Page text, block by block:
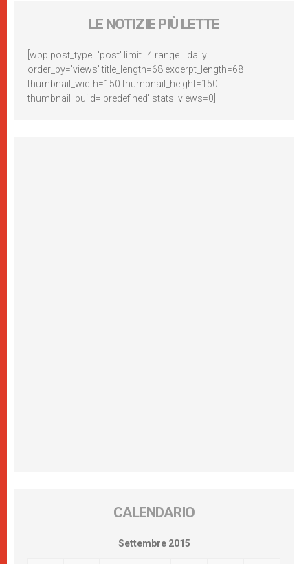
LE NOTIZIE PIÙ LETTE
[wpp post_type='post' limit=4 range='daily'
order_by='views' title_length=68 excerpt_length=68
thumbnail_width=150 thumbnail_height=150
thumbnail_build='predefined' stats_views=0]
CALENDARIO
Settembre 2015